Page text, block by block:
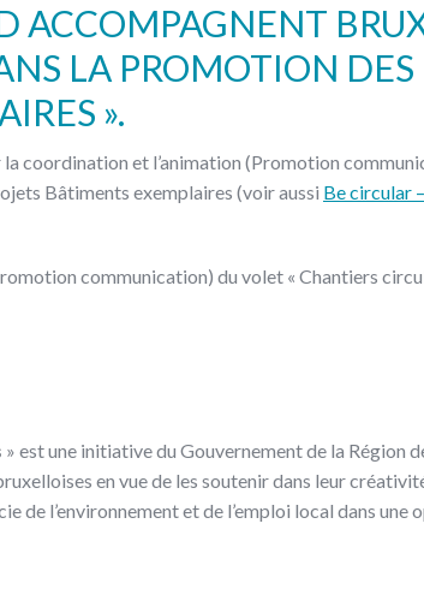
ACCOMPAGNENT
LA PROMOTION DES
».
coordination et l’animation (Promotion
Bâtiments exemplaires (voir aussi Be circular
communication) du volet « Chantiers
» est une initiative du Gouvernement de la Région
en vue de les soutenir dans leur
de l’environnement et de l’emploi local dans une